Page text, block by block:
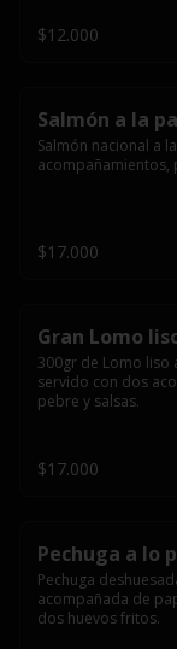
$12.000
Salmón a la
Salmón nacional a
acompañamientos,
$17.000
Gran Lomo
300gr de Lomo liso
servido con dos
pebre y salsas.
$17.000
Pechuga a lo
Pechuga
acompañada de
dos huevos fritos.